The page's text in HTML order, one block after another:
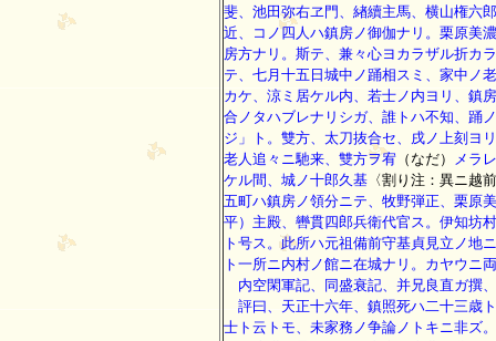
斐、池田弥右ヱ門、緖續主馬、横山権六
近、コノ四人ハ鎮房ノ御伽ナリ。栗原美
房方ナリ。斯テ、兼々心ヨカラザル折カ
テ、七月十五日城中ノ踊相スミ、家中ノ
カケ、涼ミ居ケル内、若士ノ内ヨリ、鎮
合ノタハブレナリシガ、誰トハ不知、踊
ジ」ト。雙方、太刀抜合セ、戌ノ上刻ヨ
老人追々ニ馳来、雙方ヲ宥 （なだ）
メラ
ケル間、城ノ十郎久基 〈割り注：異ニ越
五町ハ鎮房ノ領分ニテ、牧野弾正、栗原
平）主殿、轡貫四郎兵衛代官ス。伊知坊
ト号ス。此所ハ元祖備前守基貞見立ノ地
ト一所ニ内村ノ館ニ在城ナリ。カヤウニ
内空閑軍記、同盛衰記、并兄良直ガ撰
評曰、天正十六年、鎮照死ハ二十三歳
士ト云トモ、未家務ノ争論ノトキニ非ズ